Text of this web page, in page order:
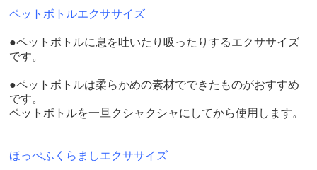
ペットボトルエクササイズ
●ペットボトルに息を吐いたり吸ったりするエクササイズ
です。
●ペットボトルは柔らかめの素材でできたものがおすすめ
です。
ペットボトルを一旦クシャクシャにしてから使用します。
ほっぺふくらましエクササイズ